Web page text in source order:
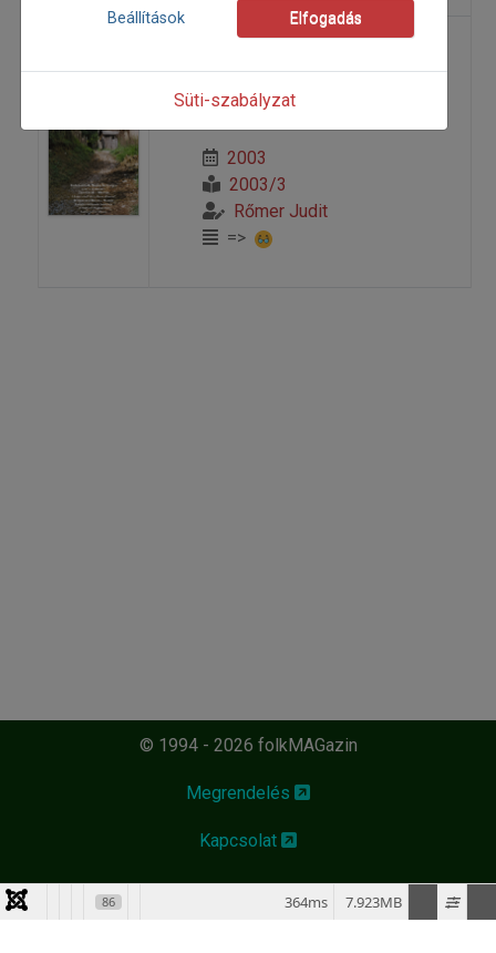
eladott lány
2003
2003/3
Rőmer Judit
=>
Beállítások Elfogadás
Süti-szabályzat
© 1994 - 2026 folkMAGazin
Megrendelés
Kapcsolat
86 7.923MB
364ms